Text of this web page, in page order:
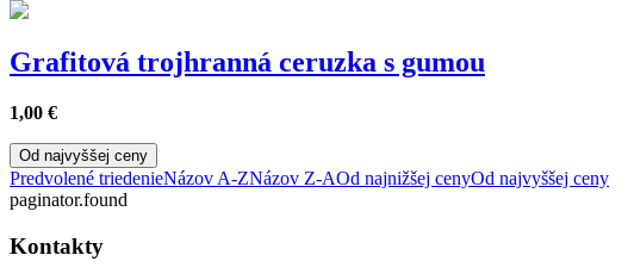
Grafitová trojhranná ceruzka s gumou
1,00 €
Od najvyššej ceny
Predvolené triedenieNázov A-ZNázov Z-AOd najnižšej cenyOd najvyššej ceny
paginator.found
Kontakty